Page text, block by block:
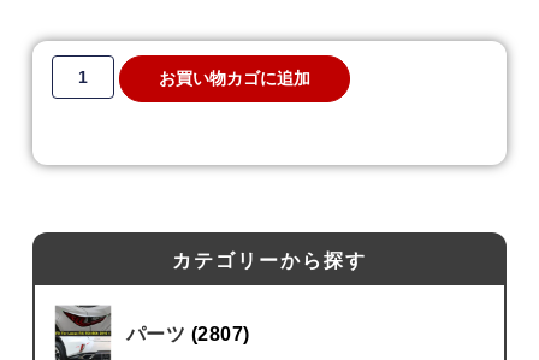
カテゴリーから探す
パーツ (2807)
お買い物カゴに追加